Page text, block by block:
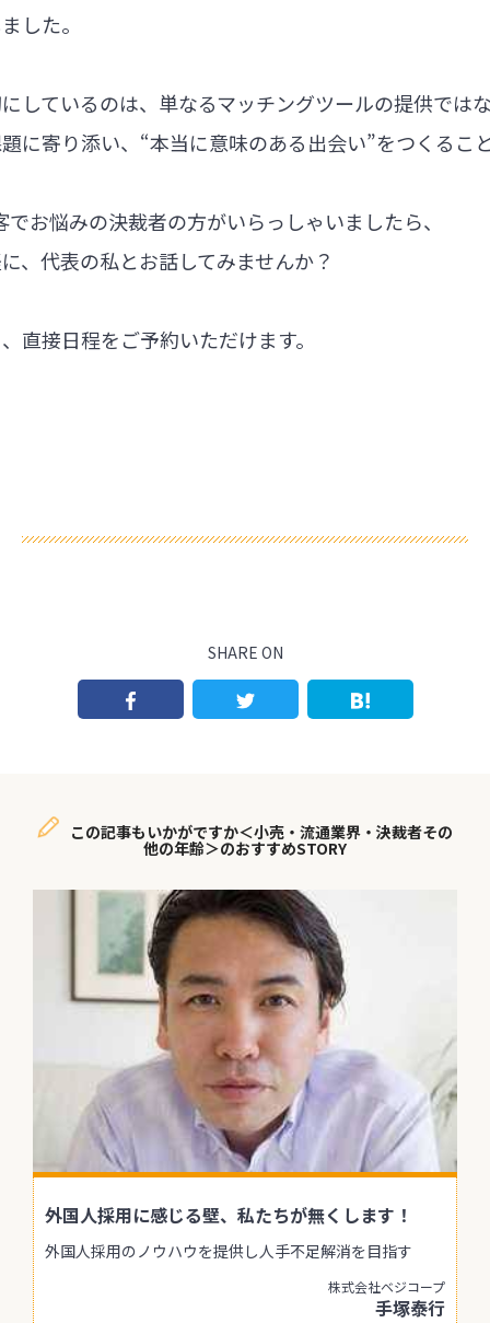
した。
しているのは、単なるマッチングツールの提供では
に寄り添い、“本当に意味のある出会い”をつくるこ
お悩みの決裁者の方がいらっしゃいましたら、
、代表の私とお話してみませんか？
直接日程をご予約いただけます。
SHARE ON
この記事もいかがですか＜小売・流通業界・決裁者その
他の年齢＞のおすすめSTORY
外国人採用に感じる壁、私たちが無くします！
外国人採用のノウハウを提供し人手不足解消を目指す
株式会社ベジコープ
手塚泰行